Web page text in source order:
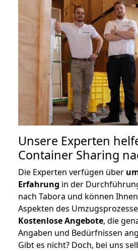
Unsere Experten
Container Sharing
Die Experten verfügen über
Erfahrung in der
nach Tabora und können
Aspekten des
Kostenlose Angebote, die
Angaben und Bedürfnissen
Gibt es nicht? Doch, bei uns